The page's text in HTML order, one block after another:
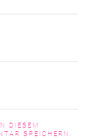
DIESEM
SPEICHERN.